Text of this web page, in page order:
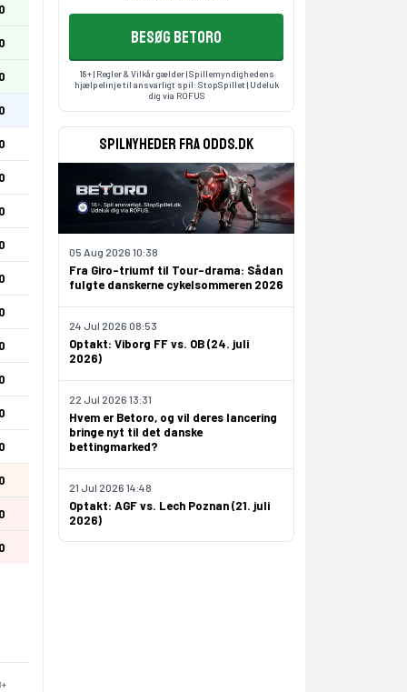
0
0
0
0
0
0
0
0
0
0
0
0
0
0
0
0
0
BESØG BETORO
18+ | Regler & Vilkår gælder | Spillemyndighedens
hjælpelinje til ansvarligt spil:StopSpillet | Udeluk
dig via ROFUS
Spilnyheder fra odds.dk
Fra Giro-triumf til Tour-drama: Sådan
fulgte danskerne cykelsommeren 2026
05 Aug 2026 10:38
Optakt: Viborg FF vs. OB (24. juli
2026)
24 Jul 2026 08:53
Hvem er Betoro, og vil deres lancering
bringe nyt til det danske
bettingmarked?
22 Jul 2026 13:31
Optakt: AGF vs. Lech Poznan (21. juli
2026)
21 Jul 2026 14:48